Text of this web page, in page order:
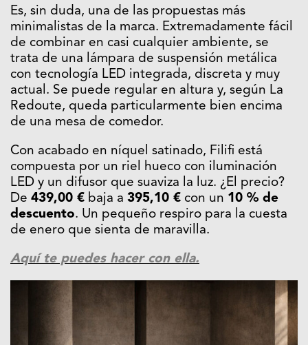
Es, sin duda, una de las propuestas más
minimalistas de la marca. Extremadamente fácil
de combinar en casi cualquier ambiente, se
trata de una lámpara de suspensión metálica
con tecnología LED integrada, discreta y muy
actual. Se puede regular en altura y, según La
Redoute, queda particularmente bien encima
de una mesa de comedor.
Con acabado en níquel satinado, Filifi está
compuesta por un riel hueco con iluminación
LED y un difusor que suaviza la luz. ¿El precio?
De 439,00 € baja a 395,10 € con un 10 % de
descuento. Un pequeño respiro para la cuesta
de enero que sienta de maravilla.
Aquí te puedes hacer con ella.